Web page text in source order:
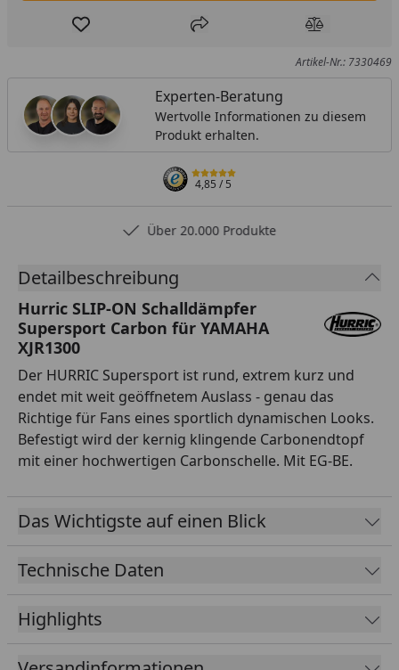
Produkt zur Wunschliste hinzufügen
Teilen Produkt
Artikel-Nr.: 7330469
Experten-Beratung
Wertvolle Informationen zu diesem
Produkt erhalten.
4,85/ 5
Über 20.000 Produkte
Detailbeschreibung
Hurric SLIP-ON Schalldämpfer
Supersport Carbon für YAMAHA
XJR1300
Der HURRIC Supersport ist rund, extrem kurz und
endet mit weit geöffnetem Auslass - genau das
Richtige für Fans eines sportlich dynamischen Looks.
Befestigt wird der kernig klingende Carbonendtopf
mit einer hochwertigen Carbonschelle. Mit EG-BE.
Das Wichtigste auf einen Blick
Technische Daten
Highlights